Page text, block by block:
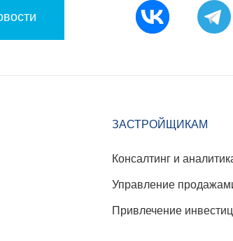
ЗАСТРОЙЩИКАМ
Консалтинг и
Управление
Привлечение